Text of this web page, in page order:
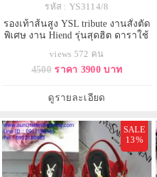
รหัส : YS3114/8
รองเท้าส้นสูง YSL tribute งานสั่งตัด
พิเศษ งาน Hiend รุ่นสุดฮิต ดาราใช้
views 572 คน
4500 ราคา 3900 บาท
ดูรายละเอียด
SALE
13%